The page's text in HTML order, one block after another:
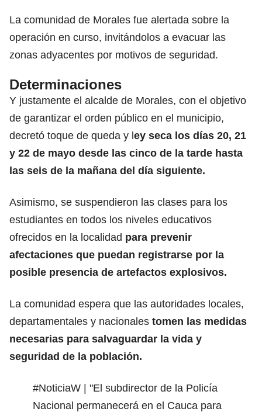
La comunidad de Morales fue alertada sobre la
operación en curso, invitándolos a evacuar las
zonas adyacentes por motivos de seguridad.
Determinaciones
Y justamente el alcalde de Morales, con el objetivo
de garantizar el orden público en el municipio,
decretó toque de queda y ley seca los días 20, 21
y 22 de mayo desde las cinco de la tarde hasta
las seis de la mañana del día siguiente.
Asimismo, se suspendieron las clases para los
estudiantes en todos los niveles educativos
ofrecidos en la localidad para prevenir
afectaciones que puedan registrarse por la
posible presencia de artefactos explosivos.
La comunidad espera que las autoridades locales,
departamentales y nacionales tomen las medidas
necesarias para salvaguardar la vida y
seguridad de la población.
#NoticiaW | "El subdirector de la Policía
Nacional permanecerá en el Cauca para